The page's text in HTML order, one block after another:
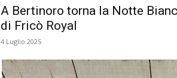
A Bertinoro torna la Notte
di Fricò Royal
4 Luglio 2025